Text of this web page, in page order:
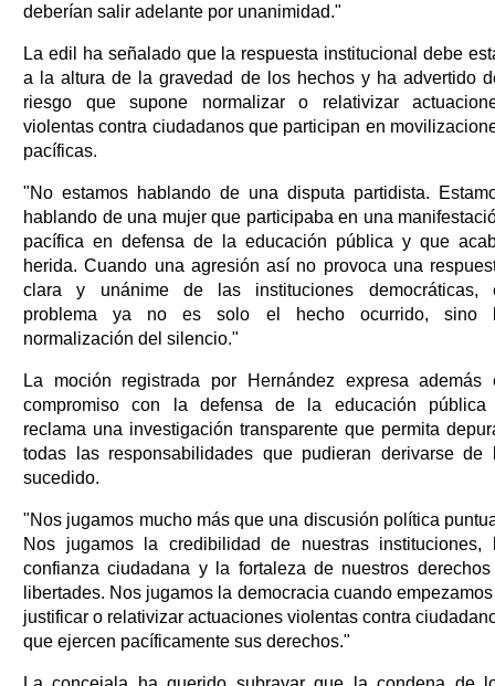
deberían salir adelante por unanimidad."
La edil ha señalado que la respuesta institucional debe
a la altura de la gravedad de los hechos y ha advertido
riesgo que supone normalizar o relativizar
violentas contra ciudadanos que participan en
pacíficas.
"No estamos hablando de una disputa partidista.
hablando de una mujer que participaba en una
pacífica en defensa de la educación pública y que
herida. Cuando una agresión así no provoca una
clara y unánime de las instituciones democráticas,
problema ya no es solo el hecho ocurrido, sino
normalización del silencio."
La moción registrada por Hernández expresa además
compromiso con la defensa de la educación pública
reclama una investigación transparente que permita
todas las responsabilidades que pudieran derivarse de
sucedido.
"Nos jugamos mucho más que una discusión política
Nos jugamos la credibilidad de nuestras instituciones,
confianza ciudadana y la fortaleza de nuestros
libertades. Nos jugamos la democracia cuando
justificar o relativizar actuaciones violentas contra
que ejercen pacíficamente sus derechos."